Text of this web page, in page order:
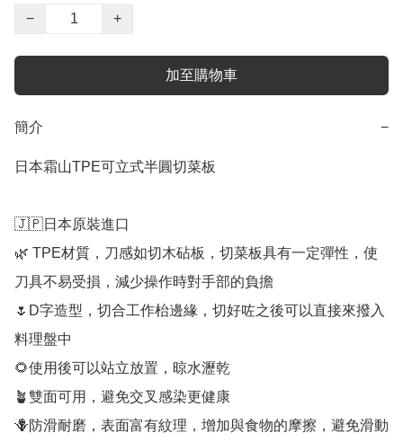
−
+
加至購物車
簡介 −
日本霜山TPE可立式半圓切菜板
🇯🇵日本原裝進口
🌿 TPE材質，刀感如切木砧板，切菜板具有一定彈性，使
刀具不易受損，減少操作時對手部的負擔
🌷D字造型，切合工作枱邊緣，切好咗之後可以直接來撥入
料理盤中
🌻使用後可以站立放置，晾水瀝乾
🪴雙面可用，避免交叉感染更健康
🪻防滑耐磨，表面富有紋理，增加與食物的摩擦，避免滑動